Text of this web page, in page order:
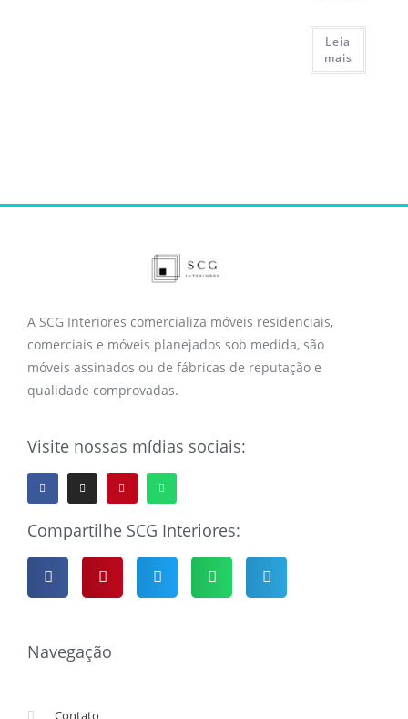
Leia
mais
A SCG Interiores comercializa móveis residenciais,
comerciais e móveis planejados sob medida, são
móveis assinados ou de fábricas de reputação e
qualidade comprovadas.
Visite nossas mídias sociais:
Compartilhe SCG Interiores:
Navegação
Contato